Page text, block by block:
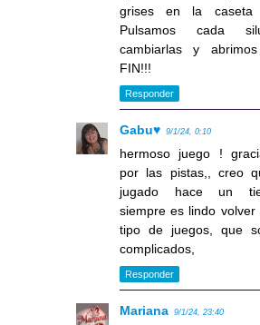
grises en la caseta
Pulsamos cada
cambiarlas y
FIN!!!
Responder
Gabu♥ 9/1/24, 0:10
hermoso juego !
por las pistas,, creo
jugado hace un
siempre es lindo
tipo de juegos, que
complicados,
Responder
Mariana 9/1/24, 23:40